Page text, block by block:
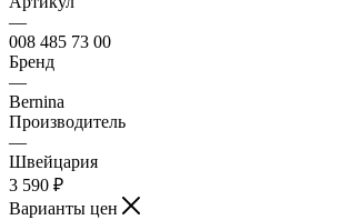
—
008 485 73 00
Бренд
—
Bernina
Производитель
—
Швейцария
3 590 ₽
Варианты цен